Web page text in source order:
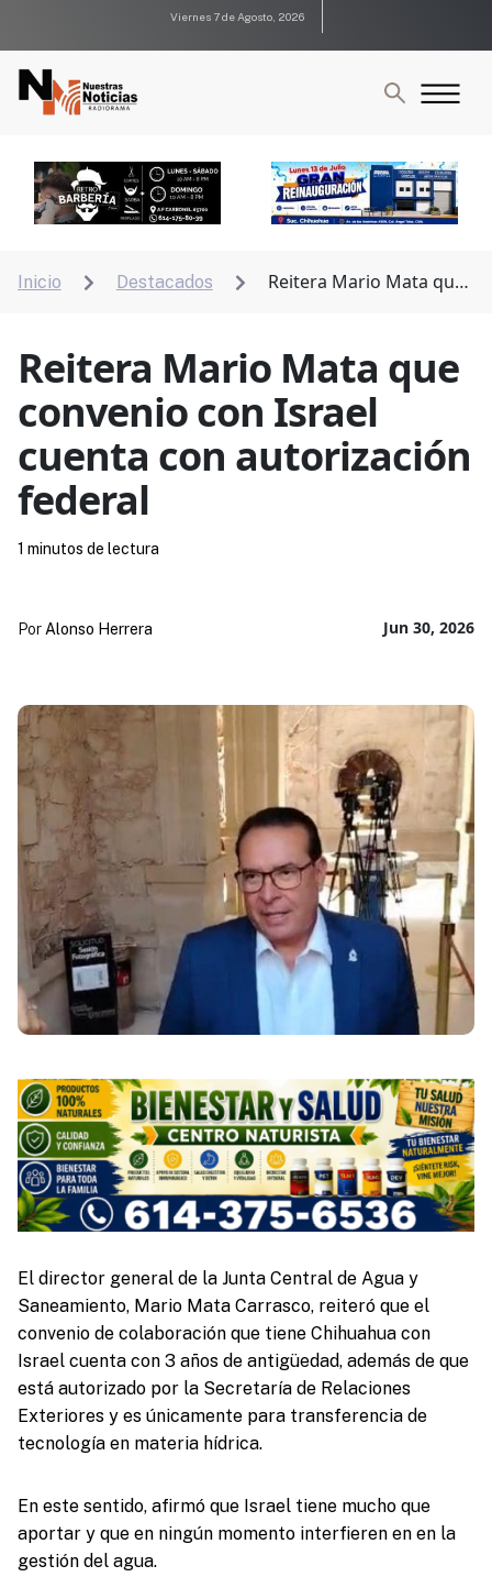
Viernes 7 de Agosto, 2026
Inicio  Destacados 
Reitera Mario Mata que
Reitera Mario Mata que
convenio con Israel
cuenta con autorización
federal
Jun 30, 2026
Por Alonso Herrera
1 minutos de lectura
El director general de la Junta Central de Agua y
Saneamiento, Mario Mata Carrasco, reiteró que el
convenio de colaboración que tiene Chihuahua con
Israel cuenta con 3 años de antigüedad, además de que
está autorizado por la Secretaría de Relaciones
Exteriores y es únicamente para transferencia de
tecnología en materia hídrica.
En este sentido, afirmó que Israel tiene mucho que
aportar y que en ningún momento interfieren en en la
gestión del agua.